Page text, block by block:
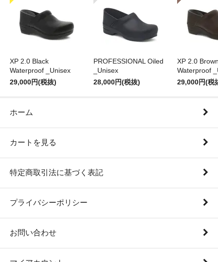
XP 2.0 Black
Waterproof _Unisex
29,000円(税抜)
PROFESSIONAL Oiled
_Unisex
28,000円(税抜)
XP 2.0
Waterproof
29,000円(税
ホーム
カートを見る
特定商取引法に基づく表記
プライバシーポリシー
お問い合わせ